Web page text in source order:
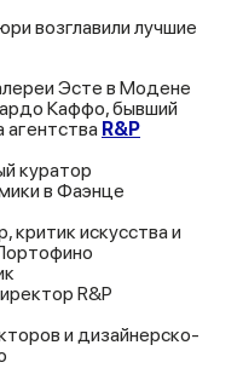
возглавили лучшие
Эсте в Модене
Каффо, бывший
агентства R&P
куратор
в Фаэнце
критик искусства и
R&P
и дизайнерско-